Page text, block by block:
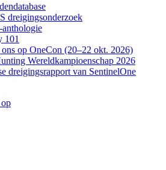
dreigingsonderzoek
anthologie
101
op OneCon (20–22 okt. 2026)
Wereldkampioenschap 2026
dreigingsrapport van SentinelOne